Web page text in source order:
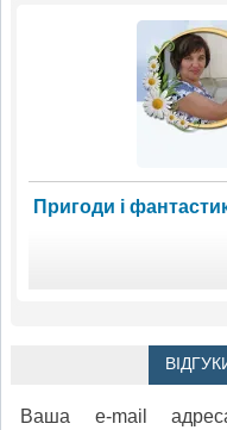
Пригоди і
Ваша e-mail